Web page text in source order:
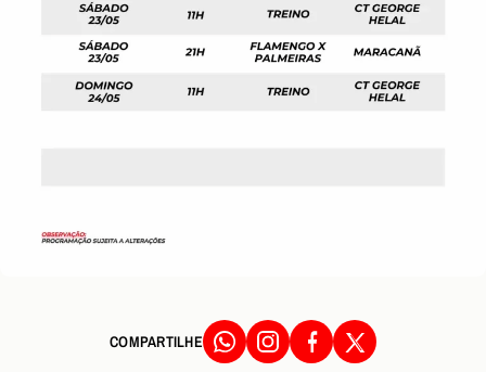
COMPARTILHE